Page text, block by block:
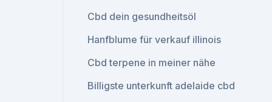
Cbd dein gesundheitsöl
Hanfblume für verkauf illinois
Cbd terpene in meiner nähe
Billigste unterkunft adelaide cbd